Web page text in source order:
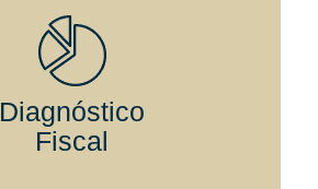
Diagnóstico
Fiscal